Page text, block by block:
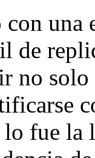
una
de
no
fue la